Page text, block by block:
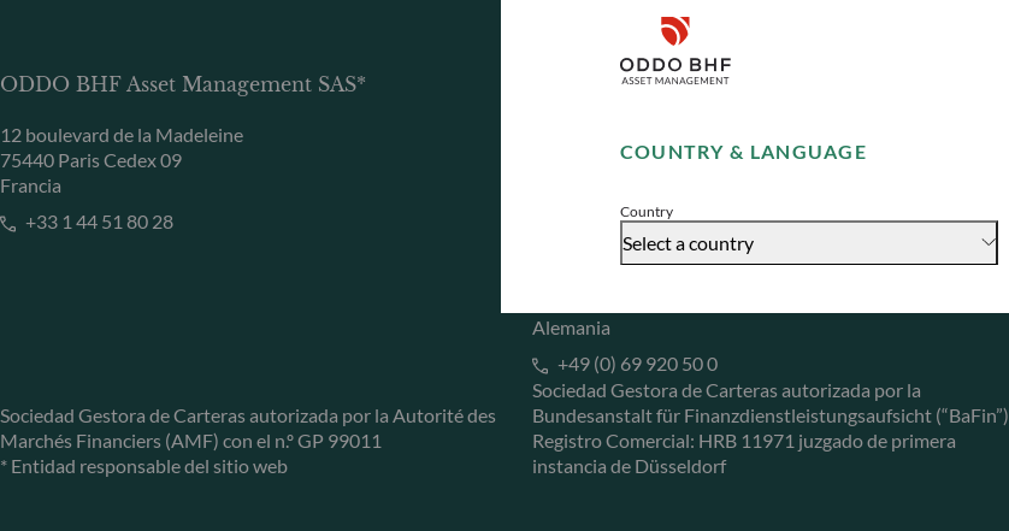
COUNTRY & LANGUAGE
Country
Select a country
Disclaimer
Accept
ODDO BHF Asset Management SAS*
12 boulevard de la Madeleine
75440 Paris Cedex 09
Francia
+33 1 44 51 80 28
Sociedad Gestora de Carteras autorizada por la Autorité des
Marchés Financiers (AMF) con el n.º GP 99011
* Entidad responsable del sitio web
ODDO BHF Asset Management GmbH
40217 Düsseldorf
+49 (0) 211 239 24 01
Alemania
+49 (0) 69 920 50 0
Sociedad Gestora de Carteras autorizada por la
Bundesanstalt für Finanzdienstleistungsaufsicht (“BaFin”)
Registro Comercial: HRB 11971 juzgado de primera
instancia de Düsseldorf